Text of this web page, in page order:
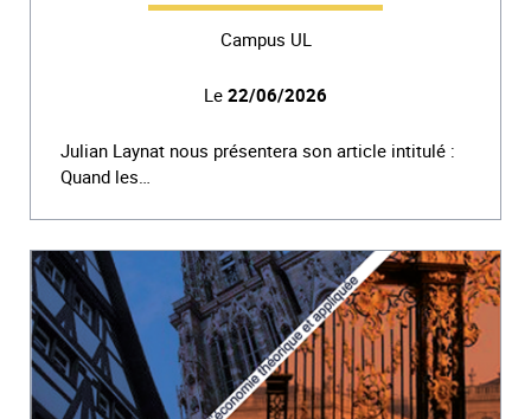
Campus UL
Le 22/06/2026
Julian Laynat nous présentera son article intitulé :
Quand les…